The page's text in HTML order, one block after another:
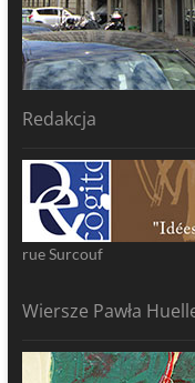
Redakcja
rue Surcouf
Wiersze Pawła